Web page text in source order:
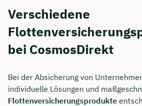
Verschiedene
bei CosmosDirekt
Bei der Absicherung von
individuelle Lösungen und
Flottenversicherungsprodukte